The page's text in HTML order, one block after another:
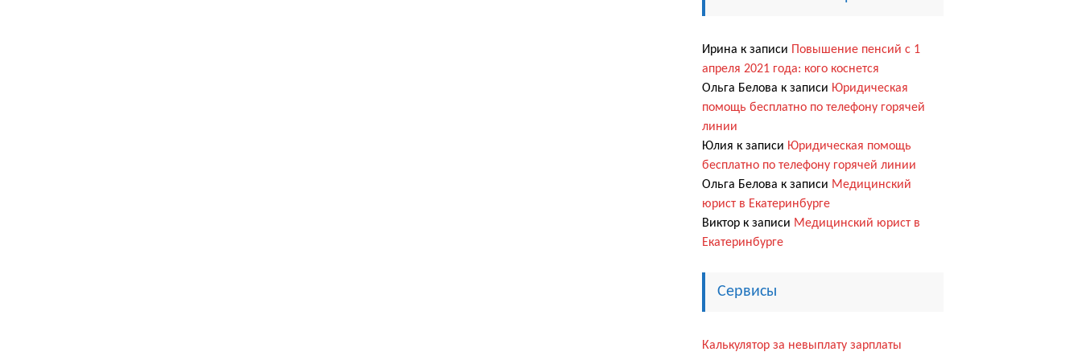
Ирина к записи
Повышение пенсий с 1
апреля 2021 года: кого коснется
Ольга Белова к записи Юридическая
помощь бесплатно по телефону горячей
линии
Юлия к записи Юридическая помощь
бесплатно по телефону горячей линии
Ольга Белова к записи Медицинский
юрист в Екатеринбурге
Виктор к записи Медицинский юрист в
Екатеринбурге
Сервисы
Калькулятор за невыплату зарплаты